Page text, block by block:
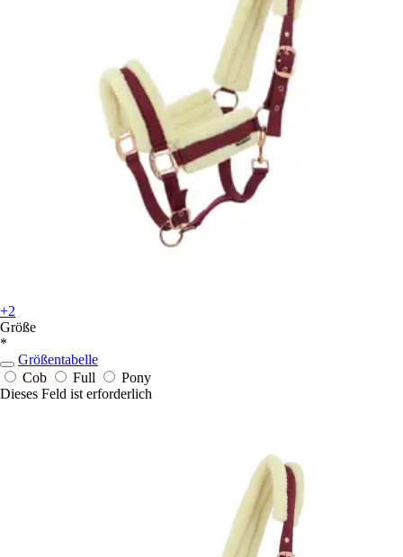
+2
Größe
*
Größentabelle
Cob
Full
Pony
Dieses Feld ist erforderlich